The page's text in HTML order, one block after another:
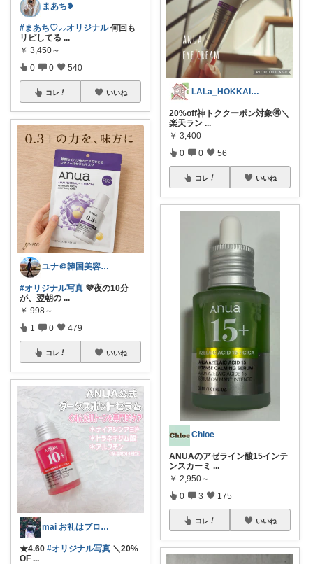
まあち❥
#まあち♡⸝⸝オリジナル何回も
リピしてる ...
￥ 3,450～
0 0 540
コレ いいね
ユナ＠韓国美容と雑貨
#オリジナル写真 💜夜の10分
が、翌朝の ...
￥ 998～
1 0 479
コレ いいね
mai お礼はプロフに𓅯𖤣𖥧✳︎
★4.60 #オリジナル写真 ＼20%
OF ...
LALa_HOKKAIDO北海道移住生活
20%off神トククーポン対象🉐＼
楽天ラン ...
￥ 3,400
0 0 56
コレ いいね
Chloe
ANUAのアゼライン酸15インテ
ンスカーミ ...
￥ 2,950～
0 3 175
コレ いいね